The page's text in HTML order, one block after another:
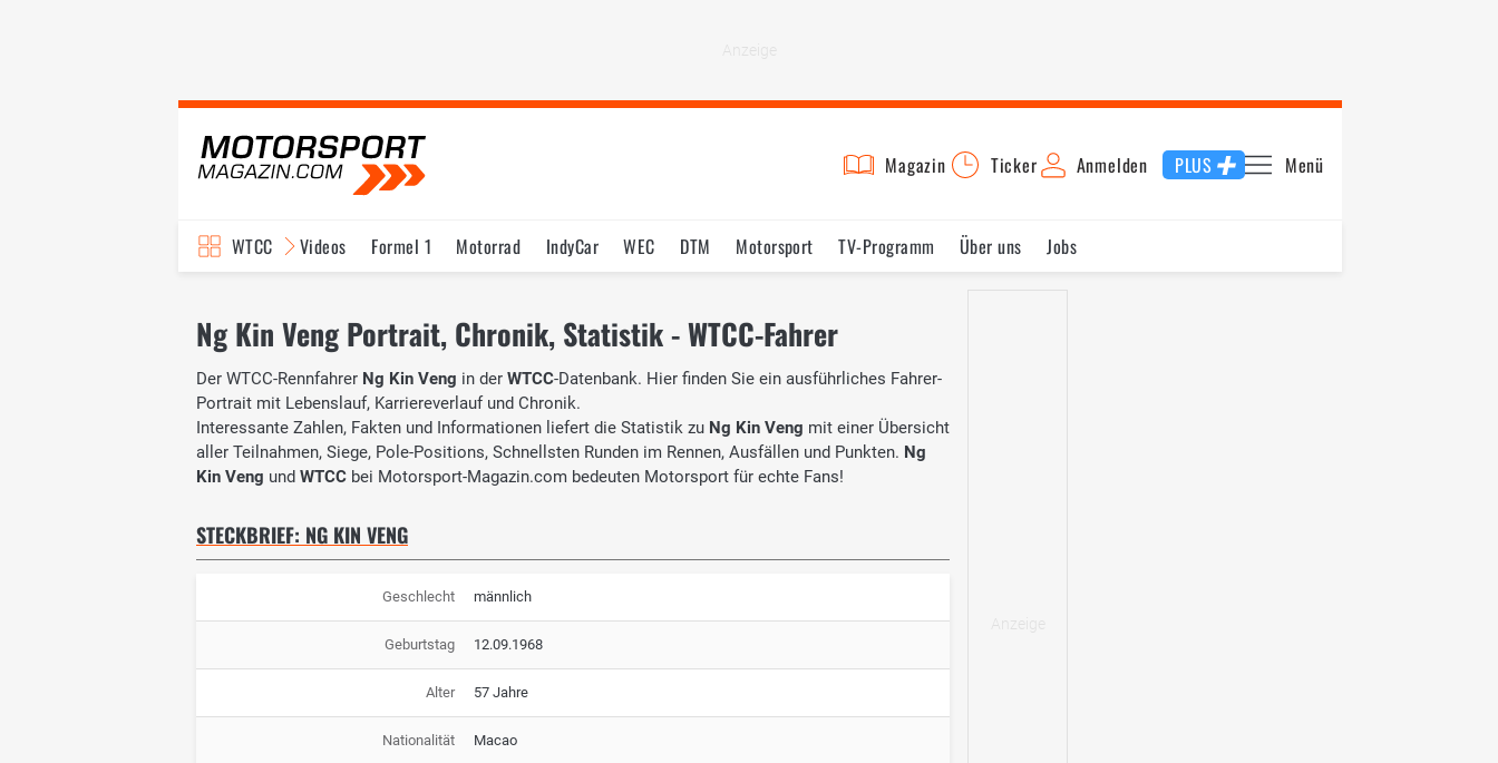
Magazin Ticker Anmelden PLUS Menü
WTCC Videos Formel 1 Motorrad IndyCar WEC DTM Motorsport TV-Programm Über uns Jobs
Ng Kin Veng Portrait, Chronik, Statistik - WTCC-Fahrer
Der WTCC-Rennfahrer Ng Kin Veng in der WTCC-Datenbank. Hier finden Sie ein ausführliches Fahrer-
Portrait mit Lebenslauf, Karriereverlauf und Chronik.
Interessante Zahlen, Fakten und Informationen liefert die Statistik zu Ng Kin Veng mit einer Übersicht
aller Teilnahmen, Siege, Pole-Positions, Schnellsten Runden im Rennen, Ausfällen und Punkten. Ng
Kin Veng und WTCC bei Motorsport-Magazin.com bedeuten Motorsport für echte Fans!
STECKBRIEF: NG KIN VENG
Geschlecht männlich
Geburtstag 12.09.1968
Alter 57 Jahre
Nationalität Macao